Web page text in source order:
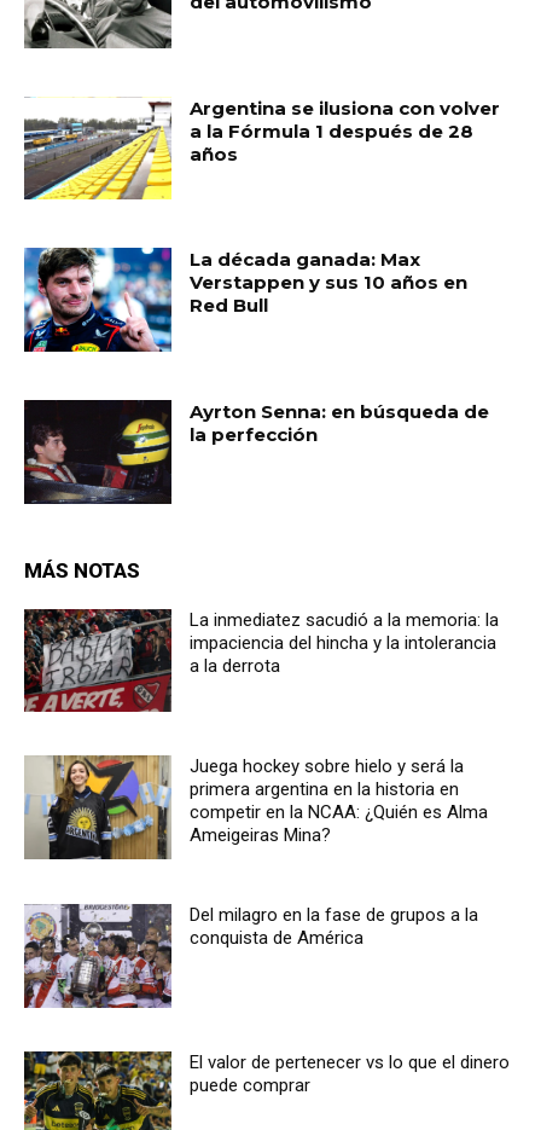
Argentina se ilusiona con volver
a la Fórmula 1 después de 28
años
La década ganada: Max
Verstappen y sus 10 años en
Red Bull
Ayrton Senna: en búsqueda de
la perfección
MÁS NOTAS
La inmediatez sacudió a la memoria: la
impaciencia del hincha y la intolerancia
a la derrota
Juega hockey sobre hielo y será la
primera argentina en la historia en
competir en la NCAA: ¿Quién es Alma
Ameigeiras Mina?
Del milagro en la fase de grupos a la
conquista de América
El valor de pertenecer vs lo que el dinero
puede comprar